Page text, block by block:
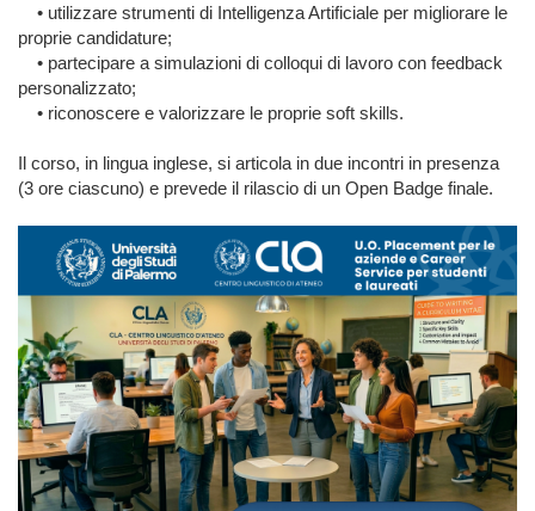
• utilizzare strumenti di Intelligenza Artificiale per migliorare le
proprie candidature;
• partecipare a simulazioni di colloqui di lavoro con feedback
personalizzato;
• riconoscere e valorizzare le proprie soft skills.
Il corso, in lingua inglese, si articola in due incontri in presenza
(3 ore ciascuno) e prevede il rilascio di un Open Badge finale.